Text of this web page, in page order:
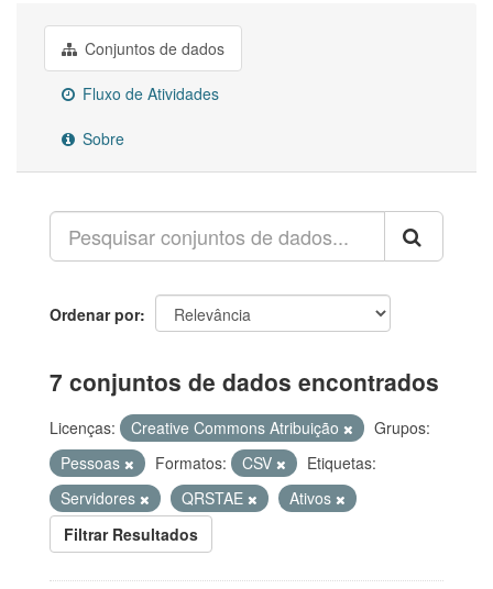
Conjuntos de dados
Fluxo de Atividades
Sobre
Ordenar por
7 conjuntos de dados encontrados
Licenças: Creative Commons Atribuição
Grupos:
Pessoas
Formatos: CSV
Etiquetas:
Servidores
QRSTAE
Ativos
Filtrar Resultados